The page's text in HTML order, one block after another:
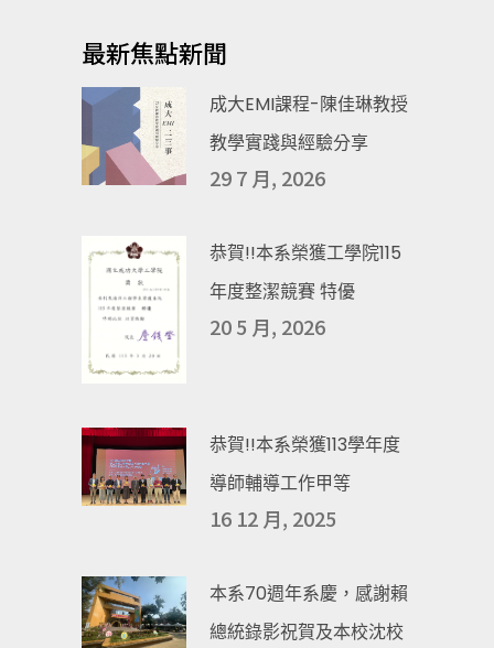
最新焦點新聞
成大EMI課程-陳佳琳教授
教學實踐與經驗分享
29 7 月, 2026
恭賀!!本系榮獲工學院115
年度整潔競賽 特優
20 5 月, 2026
恭賀!!本系榮獲113學年度
導師輔導工作甲等
16 12 月, 2025
本系70週年系慶，感謝賴
總統錄影祝賀及本校沈校